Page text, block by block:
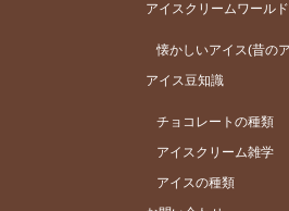
アイスクリームワールド
懐かしいアイス(昔の
アイス豆知識
チョコレートの種類
アイスクリーム雑学
アイスの種類